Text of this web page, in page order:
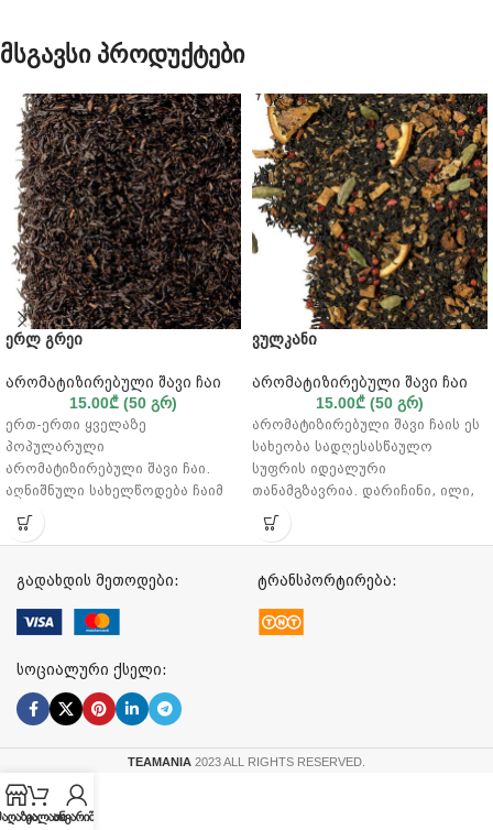
მსგავსი პროდუქტები
ერლ გრეი
არომატიზირებული შავი ჩაი
15.00₾ (50 გრ)
ერთ-ერთი ყველაზე
პოპულარული
არომატიზირებული შავი ჩაი.
აღნიშნული სახელწოდება ჩაიმ
მე-19 საუკუნეში მიიღო
დიპლომატ ჩარლზ გრეისგან,
შემოიტანა ევროპაში. ლეგენდის
ევროპაში გემით შემოჰქონდათ.
ბერგამოტის ზეთის კასრები
გადაბრუნდა და ზეთი ჩაის
ტომრებში ჩაიღვარა. ვინაიდან
მფლობელს მისი გადაყრა არ
ბერგამოტის ზეთით გაყიდვაში.
„გაფუჭებული“ ჩაი ინგლისელებს
ვულკანი
არომატიზირებული შავი ჩაი
15.00₾ (50 გრ)
არომატიზირებული შავი ჩაის ეს
სახეობა სადღესასწაულო
სუფრის იდეალური
თანამგზავრია. დარიჩინი, ილი,
მიხაკი, ქინძი, პაპრიკა, ვაშლისა
და ფორთოხლის ნაჭრები,
ანიჭებს. მიირთვით და დატკბით
ვაშლის და ფორთოხლის
გადახდის მეთოდები: ტრანსპორტირება:
სოციალური ქსელი:
TEAMANIA 2023 ALL RIGHTS RESERVED.
კალათაანგარიში